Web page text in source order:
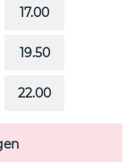
17.00
19.50
22.00